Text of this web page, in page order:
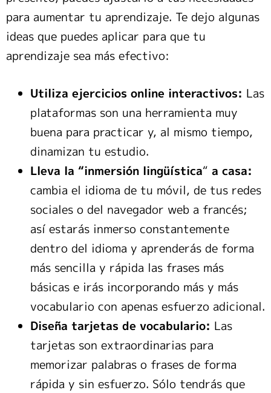
para aumentar tu aprendizaje. Te dejo algunas
ideas que puedes aplicar para que tu
aprendizaje sea más efectivo:
Utiliza ejercicios online interactivos: Las
plataformas son una herramienta muy
buena para practicar y, al mismo tiempo,
dinamizan tu estudio.
Lleva la “inmersión lingüística“ a casa:
cambia el idioma de tu móvil, de tus redes
sociales o del navegador web a francés;
así estarás inmerso constantemente
dentro del idioma y aprenderás de forma
más sencilla y rápida las frases más
básicas e irás incorporando más y más
vocabulario con apenas esfuerzo adicional.
Diseña tarjetas de vocabulario: Las
tarjetas son extraordinarias para
memorizar palabras o frases de forma
rápida y sin esfuerzo. Sólo tendrás que